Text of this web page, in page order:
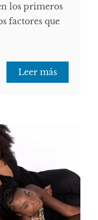
los primeros
factores que
Leer más